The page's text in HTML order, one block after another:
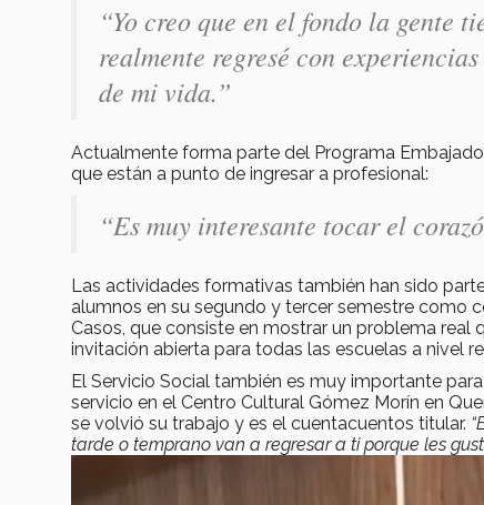
“Yo creo que en el fondo la gente
realmente regresé con
de mi vida.”
Actualmente forma parte del Programa
que están a punto de ingresar a profesional:
“Es muy interesante tocar el
Las actividades formativas también han sido
alumnos en su segundo y tercer semestre como
Casos, que consiste en mostrar un problema real
invitación abierta para todas las escuelas a nivel
El Servicio Social también es muy importante
servicio en el Centro Cultural Gómez Morín en
se volvió su trabajo y es el cuentacuentos titular.
tarde o temprano van a regresar a ti porque les